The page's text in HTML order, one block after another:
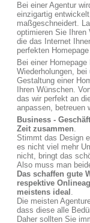
Bei einer Agentur
einzigartig
maßgeschneidert.
optimieren Sie Ihren
die das Internet
perfekten
Bei einer
Wiederholungen,
Gestaltung einer
Ihren Wünschen.
das wir perfekt an
anpassen, betreuen
Business -
Zeit zusammen.
Stimmt das Design
es nicht viel mehr
nicht, bringt das
Also muss man
Das schaffen gute
respektive
meistens ideal .
Die meisten
dass diese alle
Daher sollten Sie